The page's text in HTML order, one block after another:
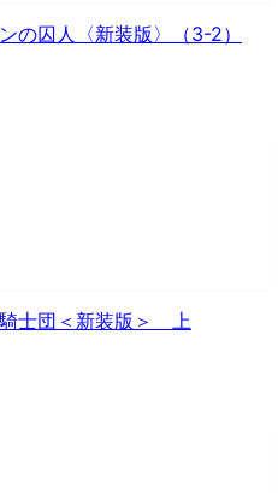
の囚人〈新装版〉（3-2）
士団＜新装版＞ 上